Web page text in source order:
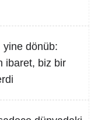
yine dönüb:
ibaret, biz bir